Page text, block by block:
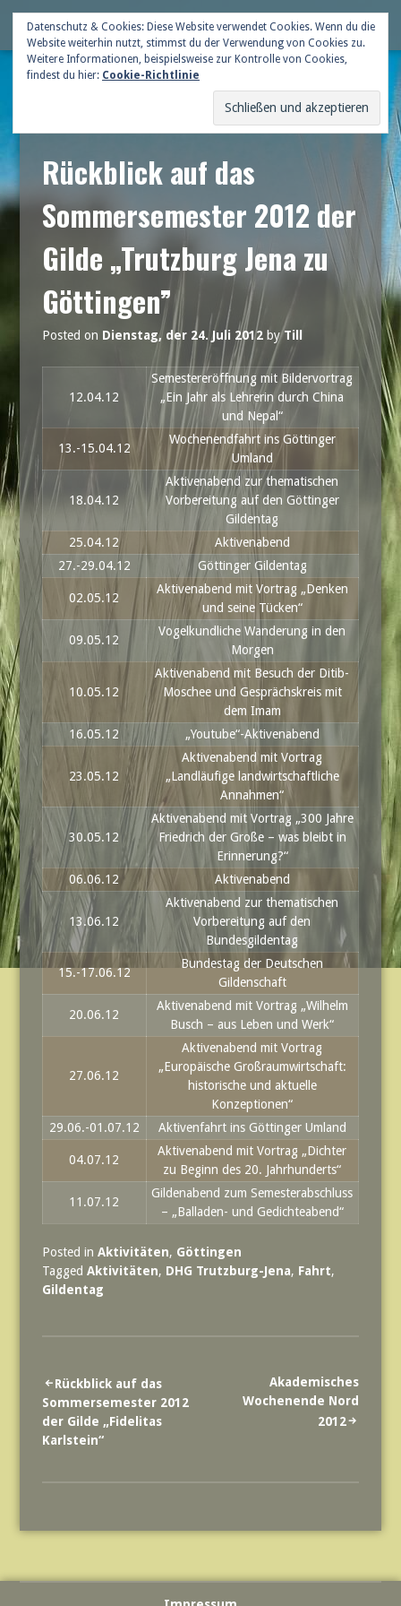
Skip
content
Deutsche Gildenschaft
Rückblick auf das
Sommersemester 2012 der
Gilde „Trutzburg Jena zu
Göttingen”
Posted on Dienstag, der 24. Juli 2012byTill
12.04.12
Semestereröffnung mit Bildervortrag
„Ein Jahr als Lehrerin durch China
und Nepal“
13.-15.04.12
Wochenendfahrt ins Göttinger
Umland
18.04.12
Aktivenabend zur thematischen
Vorbereitung auf den Göttinger
Gildentag
25.04.12
Aktivenabend
27.-29.04.12
Göttinger Gildentag
02.05.12
Aktivenabend mit Vortrag „Denken
und seine Tücken“
09.05.12
Vogelkundliche Wanderung in den
Morgen
10.05.12
Aktivenabend mit Besuch der Ditib-
Moschee und Gesprächskreis mit
dem Imam
16.05.12
„Youtube“-Aktivenabend
23.05.12
Aktivenabend mit Vortrag
„Landläufige landwirtschaftliche
Annahmen“
30.05.12
Aktivenabend mit Vortrag „300 Jahre
Friedrich der Große – was bleibt in
Erinnerung?“
06.06.12
Aktivenabend
13.06.12
Aktivenabend zur thematischen
Vorbereitung auf den
Bundesgildentag
15.-17.06.12
Bundestag der Deutschen
Gildenschaft
20.06.12
Aktivenabend mit Vortrag „Wilhelm
Busch – aus Leben und Werk“
27.06.12
Aktivenabend mit Vortrag
„Europäische Großraumwirtschaft:
historische und aktuelle
Konzeptionen“
29.06.-01.07.12
Aktivenfahrt ins Göttinger Umland
04.07.12
Aktivenabend mit Vortrag „Dichter
zu Beginn des 20. Jahrhunderts“
11.07.12
Gildenabend zum Semesterabschluss
– „Balladen- und Gedichteabend“
Posted in Aktivitäten, Göttingen
Tagged Aktivitäten, DHG Trutzburg-Jena, Fahrt,
Gildentag
Beitrags-
Navigation
Rückblick auf das
Sommersemester 2012
der Gilde „Fidelitas
Karlstein“
Akademisches
Wochenende Nord
2012
Datenschutz & Cookies: Diese Website verwendet Cookies. Wenn du die
Website weiterhin nutzt, stimmst du der Verwendung von Cookies zu.
Weitere Informationen, beispielsweise zur Kontrolle von Cookies,
findest du hier: Cookie-Richtlinie